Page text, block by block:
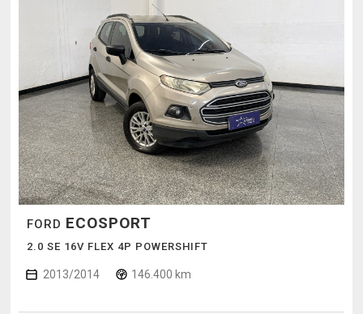
FORD ECOSPORT
2.0 SE 16V FLEX 4P POWERSHIFT
2013/2014 146.400 km